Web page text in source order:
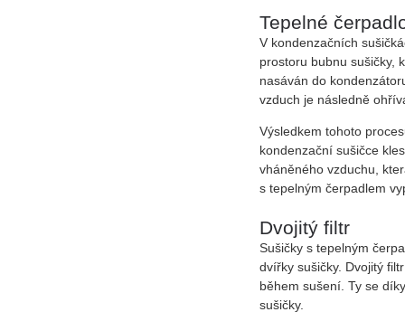
Tepelné
V kondenzačních
prostoru bubnu sušičky,
nasáván do
vzduch je následně
Výsledkem tohoto
kondenzační sušičce
vháněného vzduchu,
s tepelným čerpadlem
Dvojitý filtr
Sušičky s tepelným
dvířky sušičky. Dvojitý
během sušení. Ty se
sušičky.